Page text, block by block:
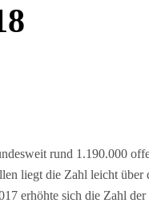
rund 1.190.000
liegt die Zahl leicht
erhöhte sich die Zahl